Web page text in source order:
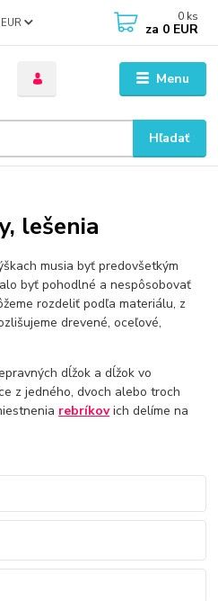
Menu
EUR
Hľadať
0 ks
za 0 EUR
lešenia
musia byť predovšetkým
byť pohodlné a nespôsobovať
rozdeliť podľa materiálu, z
drevené, oceľové,
dĺžok a dĺžok vo
z jedného, ​​dvoch alebo troch
rebríkovich delíme na